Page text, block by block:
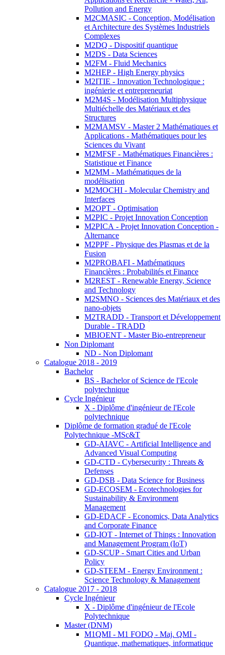
Pollution and Energy
M2CMASIC - Conception, Modélisation
et Architecture des Systèmes Industriels
Complexes
M2DQ - Dispositif quantique
M2DS - Data Sciences
M2FM - Fluid Mechanics
M2HEP - High Energy physics
M2ITIE - Innovation Technologique :
ingénierie et entrepreneuriat
M2M4S - Modélisation Multiphysique
Multiéchelle des Matériaux et des
Structures
M2MAMSV - Master 2 Mathématiques et
Applications - Mathématiques pour les
Sciences du Vivant
M2MFSF - Mathématiques Financières :
Statistique et Finance
M2MM - Mathématiques de la
modélisation
M2MOCHI - Molecular Chemistry and
Interfaces
M2OPT - Optimisation
M2PIC - Projet Innovation Conception
M2PICA - Projet Innovation Conception -
Alternance
M2PPF - Physique des Plasmas et de la
Fusion
M2PROBAFI - Mathématiques
Financières : Probabilités et Finance
M2REST - Renewable Energy, Science
and Technology
M2SMNO - Sciences des Matériaux et des
nano-objets
M2TRADD - Transport et Développement
Durable - TRADD
MBIOENT - Master Bio-entrepreneur
Non Diplomant
ND - Non Diplomant
Catalogue 2018 - 2019
Bachelor
BS - Bachelor of Science de l'Ecole
polytechnique
Cycle Ingénieur
X - Diplôme d'ingénieur de l'Ecole
polytechnique
Diplôme de formation gradué de l'Ecole
Polytechnique -MSc&T
GD-AIAVC - Artificial Intelligence and
Advanced Visual Computing
GD-CTD - Cybersecurity : Threats &
Defenses
GD-DSB - Data Science for Business
GD-ECOSEM - Ecotechnologies for
Sustainability & Environment
Management
GD-EDACF - Economics, Data Analytics
and Corporate Finance
GD-IOT - Internet of Things : Innovation
and Management Program (IoT)
GD-SCUP - Smart Cities and Urban
Policy
GD-STEEM - Energy Environment :
Science Technology & Management
Catalogue 2017 - 2018
Cycle Ingénieur
X - Diplôme d'ingénieur de l'Ecole
Polytechnique
Master (DNM)
M1QMI - M1 FODQ - Maj. QMI -
Quantique, mathematiques, informatique